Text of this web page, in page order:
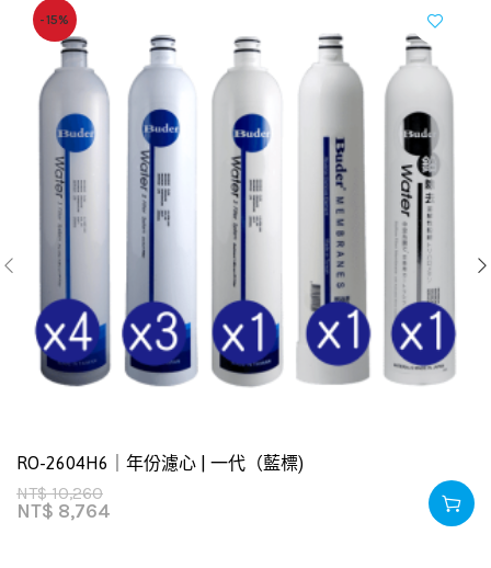
-15%
RO-2604H6｜年份濾心 | 一代（藍標)
NT$10,260
NT$ 8,764